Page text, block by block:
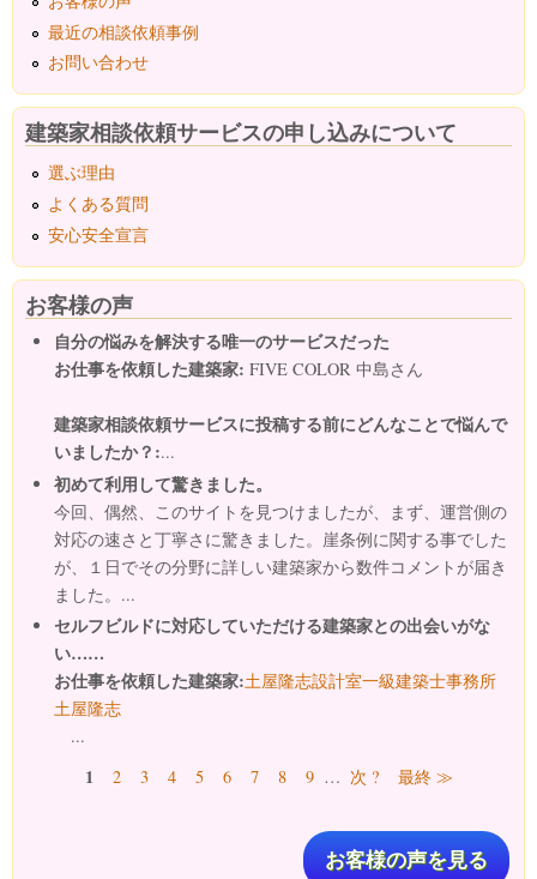
最近の相談依頼事例
お問い合わせ
建築家相談依頼サービスの申し込みについて
選ぶ理由
よくある質問
安心安全宣言
お客様の声
自分の悩みを解決する唯一のサービスだった
お仕事を依頼した建築家: FIVE COLOR 中島さん
建築家相談依頼サービスに投稿する前にどんなことで悩んで
いましたか？:...
初めて利用して驚きました。
今回、偶然、このサイトを見つけましたが、まず、運営側の
対応の速さと丁寧さに驚きました。崖条例に関する事でした
が、１日でその分野に詳しい建築家から数件コメントが届き
ました。...
セルフビルドに対応していただける建築家との出会いがな
い……
お仕事を依頼した建築家:土屋隆志設計室一級建築士事務所
土屋隆志
...
ページ1 2 3 4 5 6 7 8 9 … 次 ? 最終 ≫
お客様の声を見る